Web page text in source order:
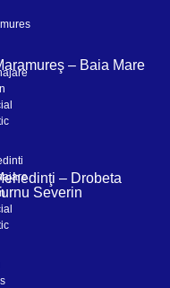
– Baia Mare
– Drobeta
Severin